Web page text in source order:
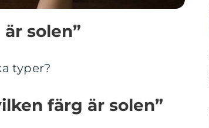
solen”
typer?
färg är solen”